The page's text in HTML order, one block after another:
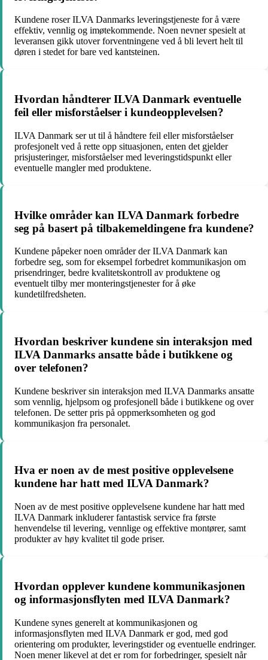
Kundene roser ILVA Danmarks leveringstjeneste for å være
effektiv, vennlig og imøtekommende. Noen nevner spesielt at
leveransen gikk utover forventningene ved å bli levert helt til
døren i stedet for bare ved kantsteinen.
Hvordan håndterer ILVA Danmark eventuelle
feil eller misforståelser i kundeopplevelsen?
ILVA Danmark ser ut til å håndtere feil eller misforståelser
profesjonelt ved å rette opp situasjonen, enten det gjelder
prisjusteringer, misforståelser med leveringstidspunkt eller
eventuelle mangler med produktene.
Hvilke områder kan ILVA Danmark forbedre
seg på basert på tilbakemeldingene fra kundene?
Kundene påpeker noen områder der ILVA Danmark kan
forbedre seg, som for eksempel forbedret kommunikasjon om
prisendringer, bedre kvalitetskontroll av produktene og
eventuelt tilby mer monteringstjenester for å øke
kundetilfredsheten.
Hvordan beskriver kundene sin interaksjon med
ILVA Danmarks ansatte både i butikkene og
over telefonen?
Kundene beskriver sin interaksjon med ILVA Danmarks ansatte
som vennlig, hjelpsom og profesjonell både i butikkene og over
telefonen. De setter pris på oppmerksomheten og god
kommunikasjon fra personalet.
Hva er noen av de mest positive opplevelsene
kundene har hatt med ILVA Danmark?
Noen av de mest positive opplevelsene kundene har hatt med
ILVA Danmark inkluderer fantastisk service fra første
henvendelse til levering, vennlige og effektive montører, samt
produkter av høy kvalitet til gode priser.
Hvordan opplever kundene kommunikasjonen
og informasjonsflyten med ILVA Danmark?
Kundene synes generelt at kommunikasjonen og
informasjonsflyten med ILVA Danmark er god, med god
orientering om produkter, leveringstider og eventuelle endringer.
Noen mener likevel at det er rom for forbedringer, spesielt når